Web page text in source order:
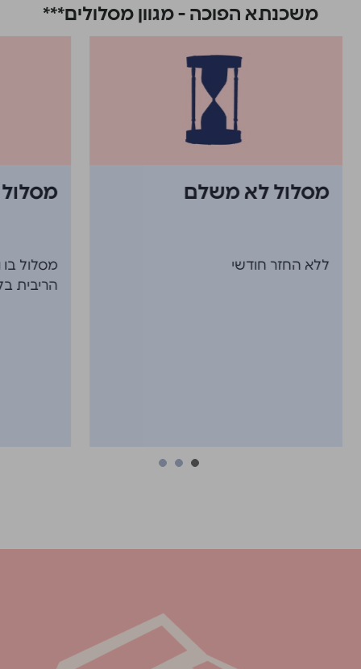
משכנתא הפוכה - מגוון מסלולים***
מסלול
הריבית
מסלול לא משלם
ללא החזר חודשי